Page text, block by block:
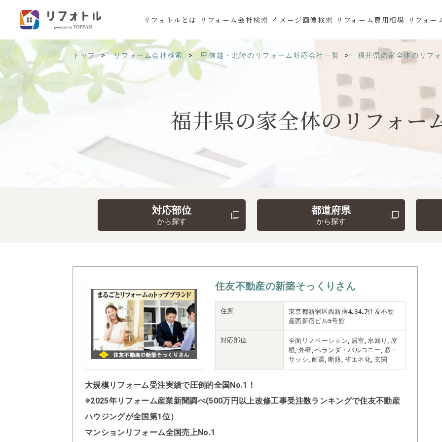
リフォトルとは リフォーム会社検索 イメージ画像検索 リフォーム費用相場 リフォー
トップ リフォーム会社検索 甲信越・北陸のリフォーム対応会社一覧 福井県の家全体のリフ
福井県の家全体の リフォー
対応部位
から探す
都道府県
から探す
住友不動産の新築そっくりさん
住所
東京都新宿区西新宿4₋34₋7住友不動
産西新宿ビル5号館
対応部位
全面リノベーション, 居室, 水回り, 屋
根, 外壁, ベランダ・バルコニー, 窓・
サッシ, 耐震, 断熱, 省エネ化, 玄関
大規模リフォーム受注実績で圧倒的全国No.1！
※2025年リフォーム産業新聞調べ(500万円以上改修工事受注数ランキングで住友不動産
ハウジングが全国第1位）
マンションリフォーム全国売上No.1